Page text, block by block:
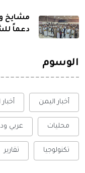
مشايخ
دعماً
الوسوم
أخبار اليمن
محليات عربي
تكنولوجيا تقارير